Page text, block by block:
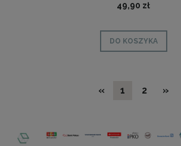
49,90 zł
DO KOSZYKA
« 1 2 »